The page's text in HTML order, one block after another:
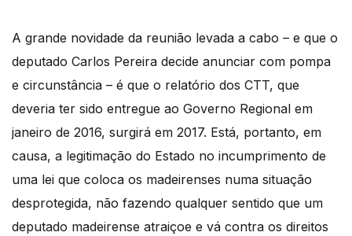
A grande novidade da reunião levada a cabo – e que o
deputado Carlos Pereira decide anunciar com pompa
e circunstância – é que o relatório dos CTT, que
deveria ter sido entregue ao Governo Regional em
janeiro de 2016, surgirá em 2017. Está, portanto, em
causa, a legitimação do Estado no incumprimento de
uma lei que coloca os madeirenses numa situação
desprotegida, não fazendo qualquer sentido que um
deputado madeirense atraiçoe e vá contra os direitos